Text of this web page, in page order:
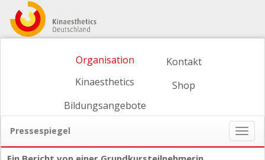
Organisation
Kinaesthetics
Bildungsangebote
Kontakt
Shop
Pressespiegel
ein-/